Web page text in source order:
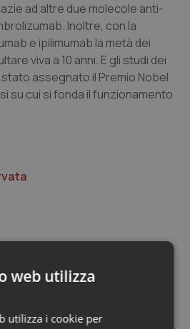
ad altre due molecole anti-
Inoltre, con la
e ipilimumab la metà dei
viva a 10 anni. E gli studi dei
assegnato il Premio Nobel
su cui si fonda il funzionamento
in
web utilizza
utilizza i cookie per